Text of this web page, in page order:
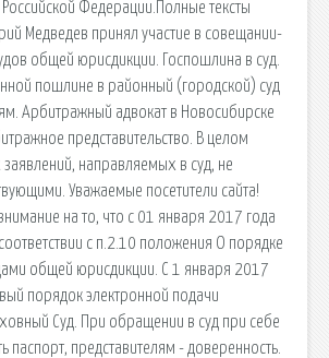
Федерации.Полные тексты
Медведев принял участие в совещании-
общей юрисдикции. Госпошлина в суд.
пошлине в районный (городской) суд
Арбитражный адвокат в Новосибирске
представительство. В целом
направляемых в суд, не
Уважаемые посетители сайта!
на то, что с 01 января 2017 года
с п.2.10 положения О порядке
общей юрисдикции. С 1 января 2017
порядок электронной подачи
Суд. При обращении в суд при себе
паспорт, представителям - доверенность.